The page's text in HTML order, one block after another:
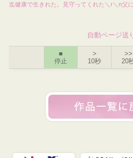
迄健康で生きれた。見守ってくれた＼r＼n父
自動ページ送
■
停止
>
10秒
>>
20